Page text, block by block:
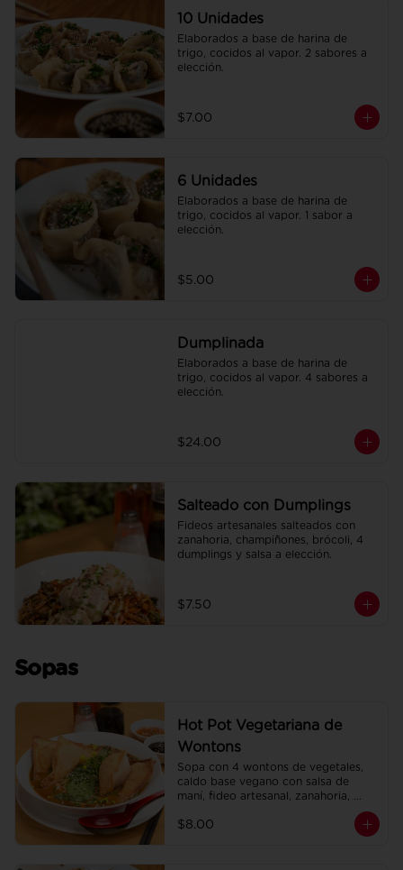
10 Unidades
Elaborados a base de harina de
trigo, cocidos al vapor. 2 sabores a
elección.
$7.00
6 Unidades
Elaborados a base de harina de
trigo, cocidos al vapor. 1 sabor a
elección.
$5.00
Dumplinada
Elaborados a base de harina de
trigo, cocidos al vapor. 4 sabores a
elección.
$24.00
Salteado con Dumplings
Fideos artesanales salteados con
zanahoria, champiñones, brócoli, 4
dumplings y salsa a elección.
$7.50
Sopas
Hot Pot Vegetariana de
Wontons
Sopa con 4 wontons de vegetales,
caldo base vegano con salsa de
maní, fideo artesanal, zanahoria,
$8.00